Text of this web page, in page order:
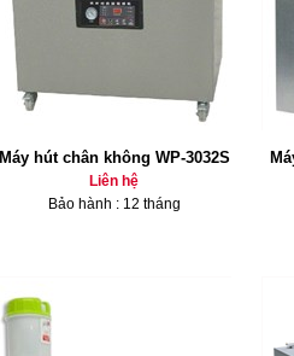
Máy hút chân không WP-3032S
Liên hệ
Bảo hành : 12 tháng